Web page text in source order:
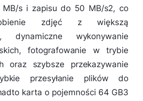
s i zapisu do 50 MB/s2, co
zdjęć z większą
dynamiczne wykonywanie
fotografowanie w trybie
oraz szybsze przekazywanie
przesyłanie plików do
karta o pojemności 64 GB3